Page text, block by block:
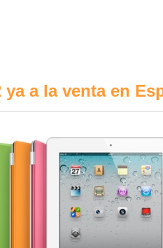
ya a la venta en